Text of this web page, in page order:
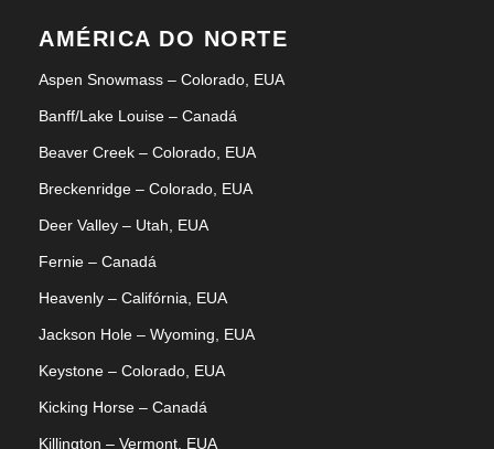
AMÉRICA DO NORTE
Aspen Snowmass – Colorado, EUA
Banff/Lake Louise – Canadá
Beaver Creek – Colorado, EUA
Breckenridge – Colorado, EUA
Deer Valley – Utah, EUA
Fernie – Canadá
Heavenly – Califórnia, EUA
Jackson Hole – Wyoming, EUA
Keystone – Colorado, EUA
Kicking Horse – Canadá
Killington – Vermont, EUA